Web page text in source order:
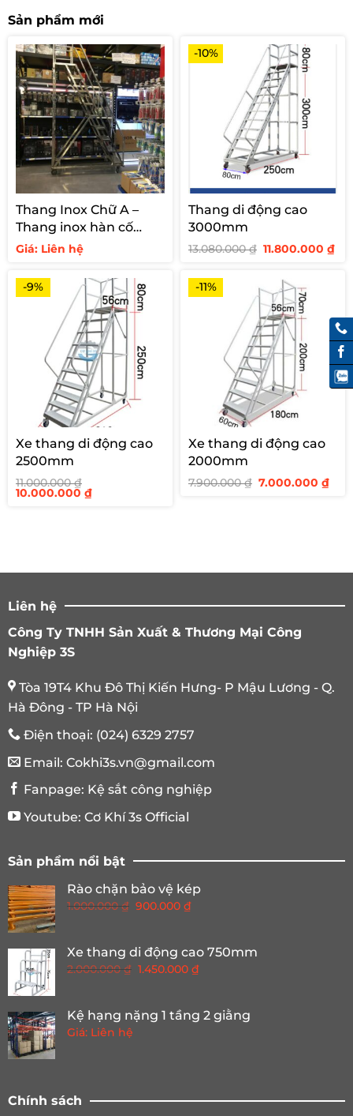
Sản phẩm mới
Thang Inox Chữ A –
Thang inox hàn cố
định cho siêu thị
Giá: Liên hệ
-10%
Thang di động cao
3000mm
13.080.000₫ Giá
gốc
13.080.000 ₫.
11.800.000₫Giá
-9%
Xe thang di động cao
2500mm
11.000.000₫
Giá
gốc
10.000.000 ₫Giá
-11%
Xe thang di động cao
2000mm
7.900.000₫ Giá
gốc
7.000.000₫Giá
Liên hệ
Công Ty TNHH Sản Xuất & Thương Mại Công
Nghiệp 3S
Tòa 19T4 Khu Đô Thị Kiến Hưng- P Mậu Lương - Q.
Hà Đông - TP Hà Nội
Điện thoại: (024) 6329 2757
Email: Cokhi3s.vn@gmail.com
Fanpage: Kệ sắt công nghiệp
Youtube: Cơ Khí 3s Official
Sản phẩm nổi bật
Rào chặn bảo vệ kép
1.000.000 ₫ Giá
1.000.000 ₫.
900.000₫Giá
là:
900.000 ₫.
Xe thang di động cao 750mm
2.000.000 ₫ Giá
2.000.000 ₫.
1.450.000₫Giá
là:
Kệ hạng nặng 1 tầng 2 giằng
Giá: Liên hệ
Chính sách